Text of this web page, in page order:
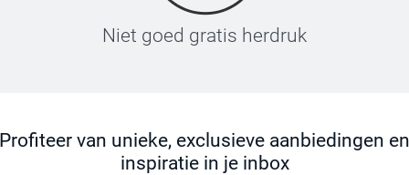
Niet goed gratis herdruk
Profiteer van unieke, exclusieve aanbiedingen en
inspiratie in je inbox